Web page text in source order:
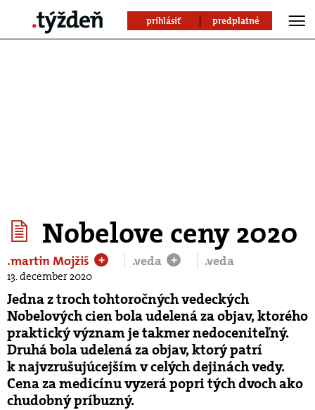
prihlásiť predplatné
Nobelove ceny 2020
.martin Mojžiš + .veda + .veda
13. december 2020
Jedna z troch tohtoročných vedeckých
Nobelových cien bola udelená za objav, ktorého
praktický význam je takmer nedoceniteľný.
Druhá bola udelená za objav, ktorý patrí
k najvzrušujúcejším v celých dejinách vedy.
Cena za medicínu vyzerá popri tých dvoch ako
chudobný príbuzný.